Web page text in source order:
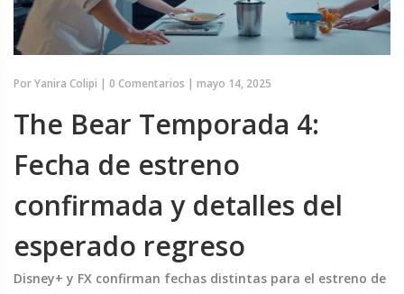
PorYanira Colipi | 0 Comentarios | mayo 14, 2025
The Bear Temporada 4:
Fecha de estreno
confirmada y detalles del
esperado regreso
Disney+ y FX confirman fechas distintas para el estreno de